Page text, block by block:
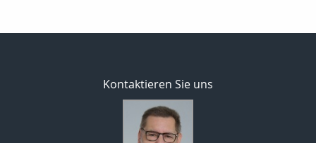
Kontaktieren Sie uns